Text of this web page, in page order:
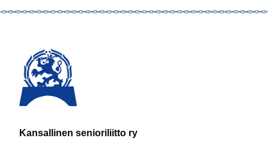
Kansallinen senioriliitto ry